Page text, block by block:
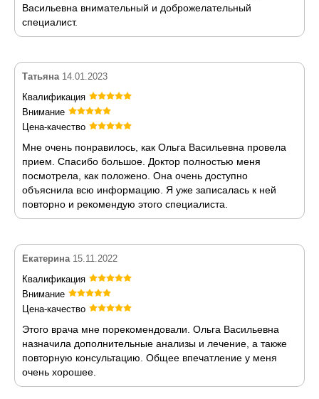
Васильевна внимательный и доброжелательный
специалист.
Татьяна 14.01.2023
Квалификация
Внимание
Цена-качество
Мне очень понравилось, как Ольга Васильевна провела
прием. Спасибо большое. Доктор полностью меня
посмотрела, как положено. Она очень доступно
объяснила всю информацию. Я уже записалась к ней
повторно и рекомендую этого специалиста.
Екатерина 15.11.2022
Квалификация
Внимание
Цена-качество
Этого врача мне порекомендовали. Ольга Васильевна
назначила дополнительные анализы и лечение, а также
повторную консультацию. Общее впечатление у меня
очень хорошее.